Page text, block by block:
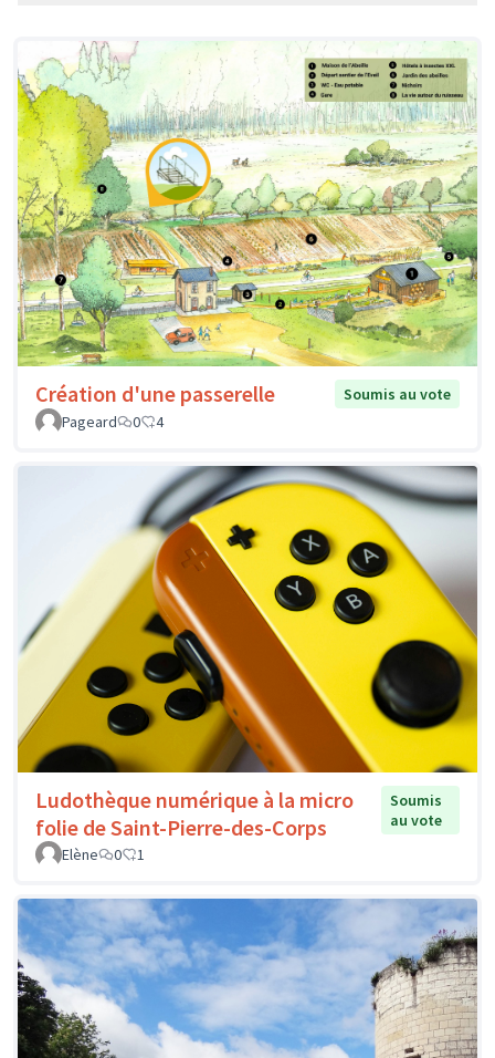
Création d'une passerelle
Soumis au vote
Pageard
0 4
Ludothèque numérique à la micro
folie de Saint-Pierre-des-Corps
Soumis
au vote
Elène
0 1